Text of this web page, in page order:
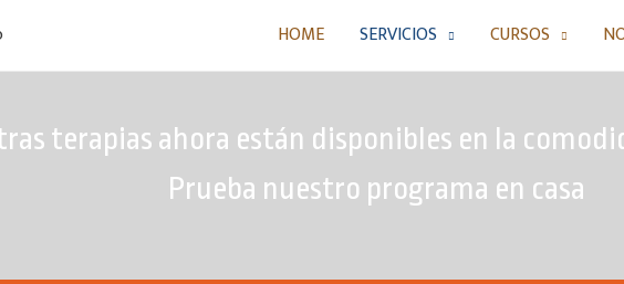
HOME SERVICIOS CURSOS
terapias ahora están disponibles en la
Prueba nuestro programa en casa